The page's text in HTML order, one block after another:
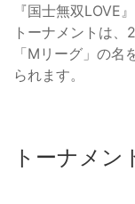
『国士無双LOVE
トーナメントは
「Mリーグ」の
られます。
トーナメン